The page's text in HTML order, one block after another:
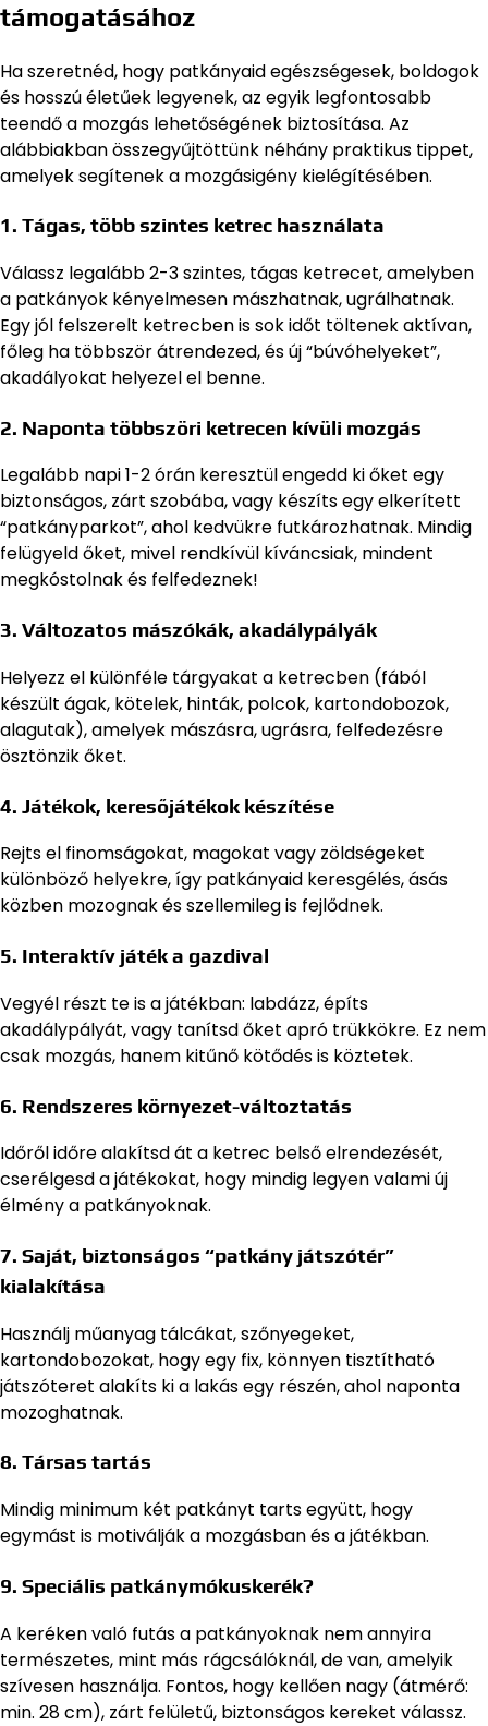
támogatásához
Ha szeretnéd, hogy patkányaid egészségesek, boldogok
és hosszú életűek legyenek, az egyik legfontosabb
teendő a mozgás lehetőségének biztosítása. Az
alábbiakban összegyűjtöttünk néhány praktikus tippet,
amelyek segítenek a mozgásigény kielégítésében.
1. Tágas, több szintes ketrec használata
Válassz legalább 2-3 szintes, tágas ketrecet, amelyben
a patkányok kényelmesen mászhatnak, ugrálhatnak.
Egy jól felszerelt ketrecben is sok időt töltenek aktívan,
főleg ha többször átrendezed, és új “búvóhelyeket”,
akadályokat helyezel el benne.
2. Naponta többszöri ketrecen kívüli mozgás
Legalább napi 1-2 órán keresztül engedd ki őket egy
biztonságos, zárt szobába, vagy készíts egy elkerített
“patkányparkot”, ahol kedvükre futkározhatnak. Mindig
felügyeld őket, mivel rendkívül kíváncsiak, mindent
megkóstolnak és felfedeznek!
3. Változatos mászókák, akadálypályák
Helyezz el különféle tárgyakat a ketrecben (fából
készült ágak, kötelek, hinták, polcok, kartondobozok,
alagutak), amelyek mászásra, ugrásra, felfedezésre
ösztönzik őket.
4. Játékok, keresőjátékok készítése
Rejts el finomságokat, magokat vagy zöldségeket
különböző helyekre, így patkányaid keresgélés, ásás
közben mozognak és szellemileg is fejlődnek.
5. Interaktív játék a gazdival
Vegyél részt te is a játékban: labdázz, építs
akadálypályát, vagy tanítsd őket apró trükkökre. Ez nem
csak mozgás, hanem kitűnő kötődés is köztetek.
6. Rendszeres környezet-változtatás
Időről időre alakítsd át a ketrec belső elrendezését,
cserélgesd a játékokat, hogy mindig legyen valami új
élmény a patkányoknak.
7. Saját, biztonságos “patkány játszótér”
kialakítása
Használj műanyag tálcákat, szőnyegeket,
kartondobozokat, hogy egy fix, könnyen tisztítható
játszóteret alakíts ki a lakás egy részén, ahol naponta
mozoghatnak.
8. Társas tartás
Mindig minimum két patkányt tarts együtt, hogy
egymást is motiválják a mozgásban és a játékban.
9. Speciális patkánymókuskerék?
A keréken való futás a patkányoknak nem annyira
természetes, mint más rágcsálóknál, de van, amelyik
szívesen használja. Fontos, hogy kellően nagy (átmérő:
min. 28 cm), zárt felületű, biztonságos kereket válassz.